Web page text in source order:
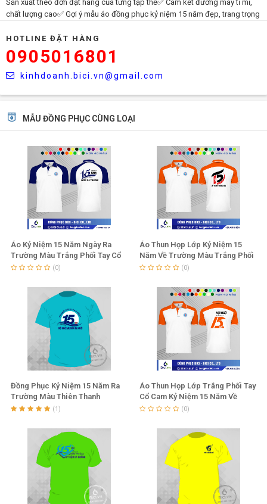
Sản xuất theo đơn đặt hàng của từng tập thể✅ Cam kết đường may tỉ mỉ,
chất lượng cao✅ Gợi ý mẫu áo đồng phục kỷ niệm 15 năm đẹp, trang trọng
HOTLINE ĐẶT HÀNG
0905016801
kinhdoanh.bici.vn@gmail.com
MẪU ĐỒNG PHỤC CÙNG LOẠI
Áo Kỷ Niệm 15 Năm Ngày Ra
Trường Màu Trắng Phối Tay Cổ
Bích Đẹp
(0)
Áo Thun Họp Lớp Kỷ Niệm 15
Năm Về Trường Màu Trắng Phối
Tay Cổ Cam (0)
Đồng Phục Kỷ Niệm 15 Năm Ra
Trường Màu Thiên Thanh
(1)
Áo Thun Họp Lớp Trắng Phối Tay
Cổ Cam Kỷ Niệm 15 Năm Về
Trường
(0)